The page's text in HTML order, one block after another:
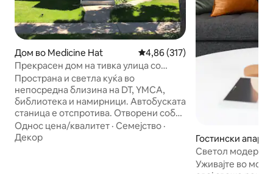
Дом во Medicine Hat Просечна оцена: 4,86 од 5,
4,86 (317)
Прекрасен дом на тивка улица со
дрвја.
Пространа и светла куќа во
непосредна близина на DT, YMCA,
библиотека и намирници. Автобуската
станица е отспротива. Отворени соби
во стил на викендица. Две соби со
брачни кревети и двоен воздушен
Однос цена/квалитет · Семејство ·
Декор
Гостински
cine Hat
Светол модерен
поткровје
Уживајте во